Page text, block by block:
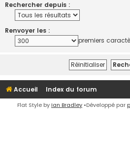
Rechercher depuis :
Renvoyer les :
premiers
Accueil Index du forum
Flat Style by Ian Bradley •Développé par